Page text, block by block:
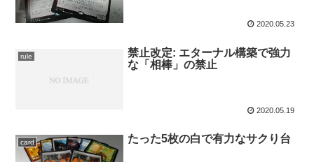
2020.05.23
rule
禁止改定: エターナル構築で強力
な「相棒」の禁止
2020.05.19
card たった5枚の白で有力なサクり台